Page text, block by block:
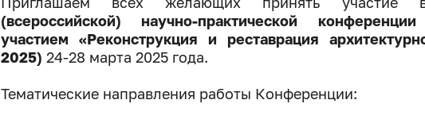
(всероссийской) научно-практической
участием «Реконструкция и реставрация
2025) 24-28 марта 2025 года.
Тематические направления работы Конференции: